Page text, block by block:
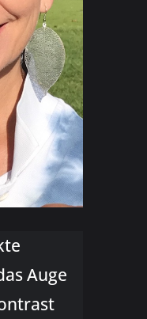
Auge